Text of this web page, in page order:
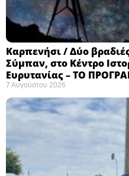
Καρπενήσι / Δύο
Σύμπαν, στο Κέντρο
Ευρυτανίας – ΤΟ
7 Αυγούστου 2026